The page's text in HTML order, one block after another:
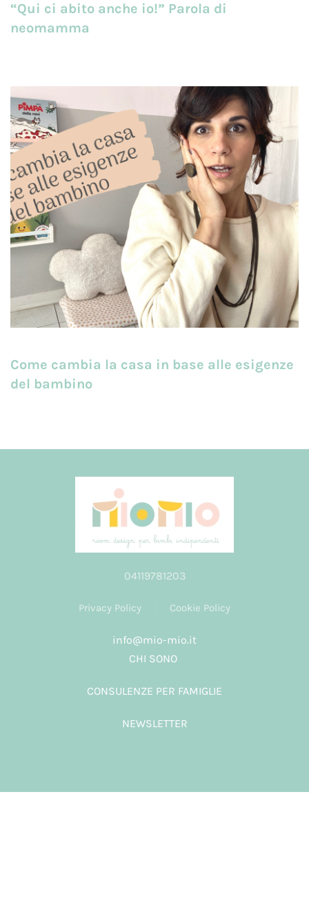
“Qui ci abito anche io!” Parola di
neomamma
Come cambia la casa in base alle esigenze
del bambino
04119781203
Privacy Policy Cookie Policy
info@mio-mio.it
CHI SONO
CONSULENZE PER FAMIGLIE
NEWSLETTER